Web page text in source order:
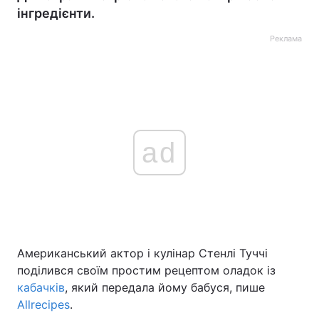
інгредієнти.
Реклама
ad
Американський актор і кулінар Стенлі Туччі
поділився своїм простим рецептом оладок із
кабачків, який передала йому бабуся, пише
Allrecipes.